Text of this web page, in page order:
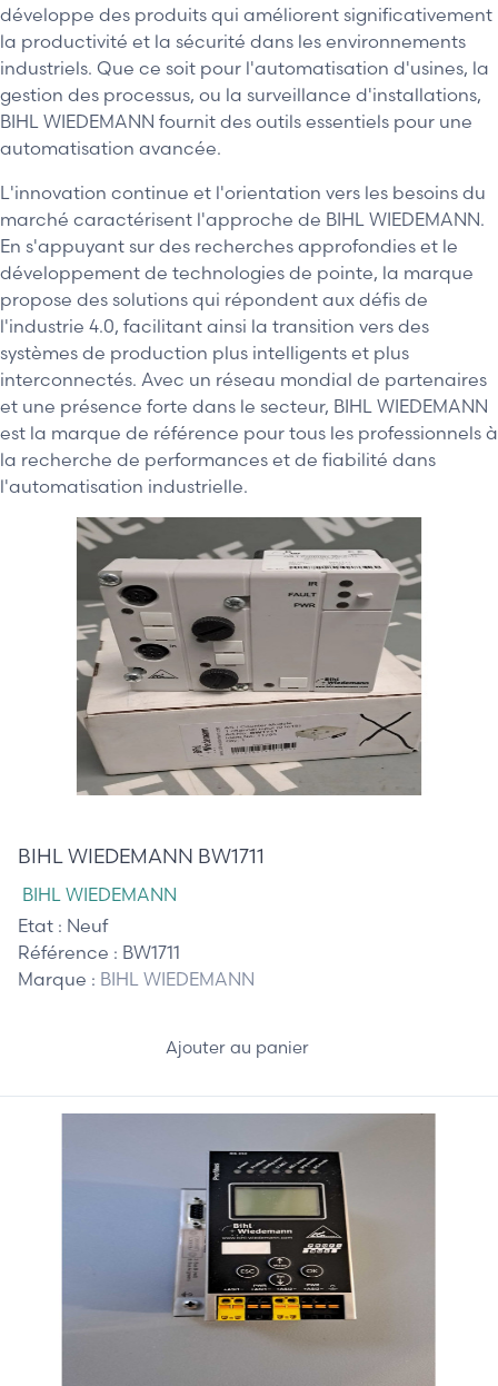
développe des produits qui améliorent significativement
la productivité et la sécurité dans les environnements
industriels. Que ce soit pour l'automatisation d'usines, la
gestion des processus, ou la surveillance d'installations,
BIHL WIEDEMANN fournit des outils essentiels pour une
automatisation avancée.
L'innovation continue et l'orientation vers les besoins du
marché caractérisent l'approche de BIHL WIEDEMANN.
En s'appuyant sur des recherches approfondies et le
développement de technologies de pointe, la marque
propose des solutions qui répondent aux défis de
l'industrie 4.0, facilitant ainsi la transition vers des
systèmes de production plus intelligents et plus
interconnectés. Avec un réseau mondial de partenaires
et une présence forte dans le secteur, BIHL WIEDEMANN
est la marque de référence pour tous les professionnels à
la recherche de performances et de fiabilité dans
l'automatisation industrielle.
BIHL WIEDEMANN BW1711
BIHL WIEDEMANN
Etat : Neuf
Référence : BW1711
Marque : BIHL WIEDEMANN
Ajouter au panier